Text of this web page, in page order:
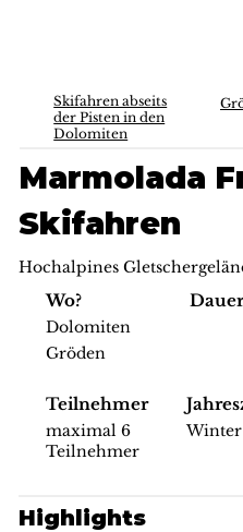
Skifahren abseits
der Pisten in den
Dolomiten
Marmolada
Skifahren
Hochalpines
Wo?
Dolomiten
Gröden
Dauer
Teilnehmer
maximal 6
Teilnehmer
Winter
Highlights